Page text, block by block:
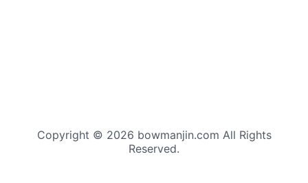
Copyright © 2026 bowmanjin.com All Rights
Reserved.